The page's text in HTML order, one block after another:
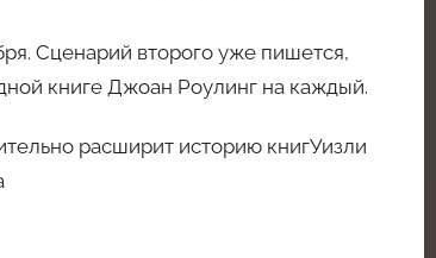
Сценарий второго уже пишется,
книге Джоан Роулинг на каждый.
расширит историю книгУизли